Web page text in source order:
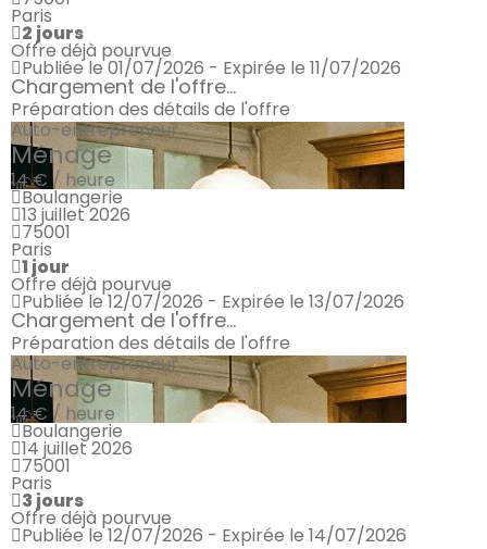
Paris
2 jours
Offre déjà pourvue
Publiée le 01/07/2026 - Expirée le 11/07/2026
Chargement de l'offre...
Préparation des détails de l'offre
Auto-entrepreneur
Ménage
14 € / heure
Boulangerie
13 juillet 2026
75001
Paris
1 jour
Offre déjà pourvue
Publiée le 12/07/2026 - Expirée le 13/07/2026
Chargement de l'offre...
Préparation des détails de l'offre
Auto-entrepreneur
Ménage
14 € / heure
Boulangerie
14 juillet 2026
75001
Paris
3 jours
Offre déjà pourvue
Publiée le 12/07/2026 - Expirée le 14/07/2026